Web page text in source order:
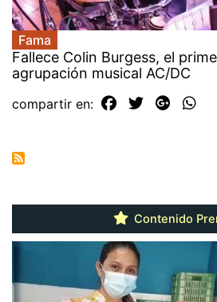
Fama
Fallece Colin Burgess, el
agrupación musical AC/DC
compartir en:
Contenido